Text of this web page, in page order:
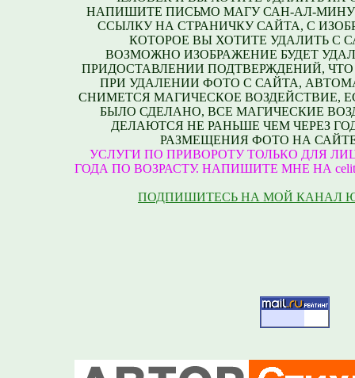
НАПИШИТЕ ПИСЬМО МАГУ САН-АЛ-
ССЫЛКУ НА СТРАНИЧКУ САЙТА, С
КОТОРОЕ ВЫ ХОТИТЕ УДАЛИТЬ С
ВОЗМОЖНО ИЗОБРАЖЕНИЕ БУДЕТ
ПРИДОСТАВЛЕНИИ ПОДТВЕРЖДЕНИЙ,
ПРИ УДАЛЕНИИ ФОТО С САЙТА,
СНИМЕТСЯ МАГИЧЕСКОЕ ВОЗДЕЙСТВИЕ,
БЫЛО СДЕЛАНО, ВСЕ МАГИЧЕСКИЕ
ДЕЛАЮТСЯ НЕ РАНЬШЕ ЧЕМ ЧЕРЕЗ
РАЗМЕЩЕНИЯ ФОТО НА
УСЛУГИ ПО ПРИВОРОТУ ТОЛЬКО ДЛЯ
ГОДА ПО ВОЗРАСТУ. НАПИШИТЕ МНЕ НА
ПОДПИШИТЕСЬ НА МОЙ КАНАЛ